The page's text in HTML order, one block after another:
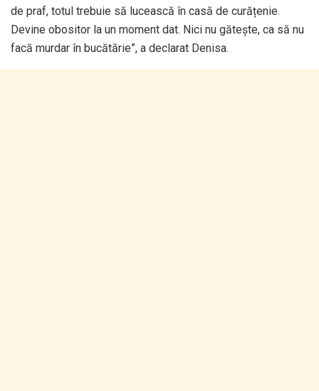
de praf, totul trebuie să lucească în casă de curățenie.
Devine obositor la un moment dat. Nici nu gătește, ca să nu
facă murdar în bucătărie”, a declarat Denisa.